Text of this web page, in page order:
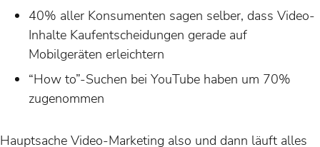
40% aller Konsumenten sagen selber, dass Video-
Inhalte Kaufentscheidungen gerade auf
Mobilgeräten erleichtern
“How to”-Suchen bei YouTube haben um 70%
zugenommen
Hauptsache Video-Marketing also und dann läuft alles